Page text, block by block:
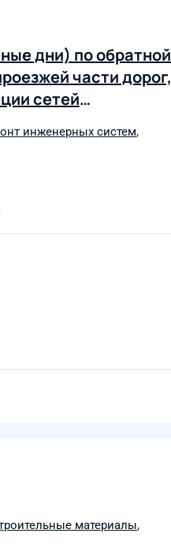
дни) по обратной
части дорог,
сетей
инженерных систем,
материалы,